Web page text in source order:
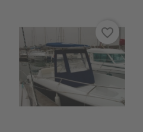
favorite_border